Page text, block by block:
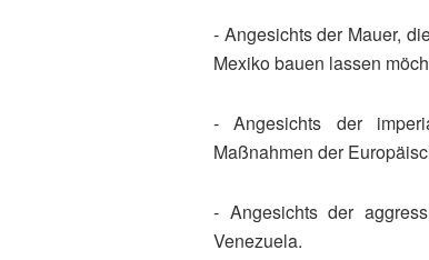
- Angesichts der Mauer,
Mexiko bauen lassen
- Angesichts der
Maßnahmen der
- Angesichts der
Venezuela.